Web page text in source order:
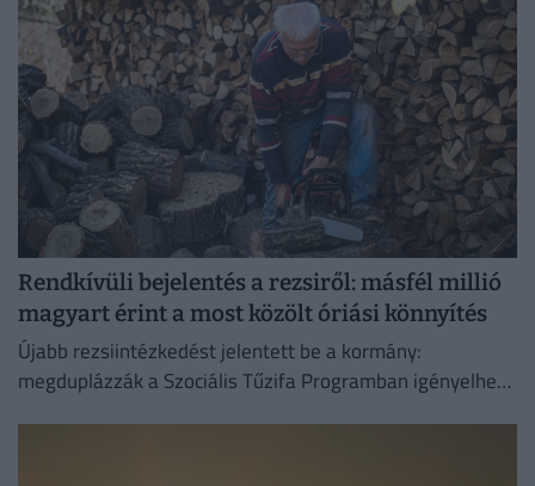
Rendkívüli bejelentés a rezsiről: másfél millió
magyart érint a most közölt óriási könnyítés
Újabb rezsiintézkedést jelentett be a kormány:
megduplázzák a Szociális Tűzifa Programban igényelhető